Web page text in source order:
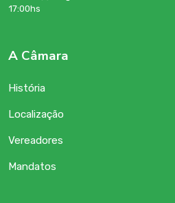
17:00hs
A Câmara
História
Localização
Vereadores
Mandatos